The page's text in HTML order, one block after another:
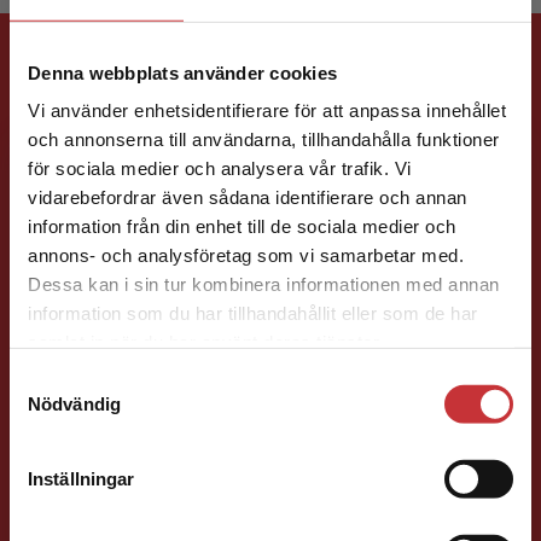
Denna webbplats använder cookies
Vi använder enhetsidentifierare för att anpassa innehållet
och annonserna till användarna, tillhandahålla funktioner
för sociala medier och analysera vår trafik. Vi
vidarebefordrar även sådana identifierare och annan
information från din enhet till de sociala medier och
annons- och analysföretag som vi samarbetar med.
Dessa kan i sin tur kombinera informationen med annan
information som du har tillhandahållit eller som de har
Nödvändig
Inställningar
Begränsad fraktregion
Det verkar som att du besöker
studentlitteratur.se via en enhet utanför Sverige.
Vi erbjuder inte leveranser utanför Sverige. För
att kunna slutföra ett köp måste
Jenny Klang
Läromedelsutvecklare Läromedel och
lättläst